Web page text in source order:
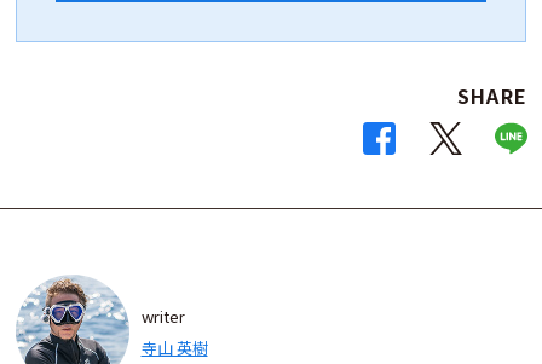
SHARE
writer
寺山 英樹